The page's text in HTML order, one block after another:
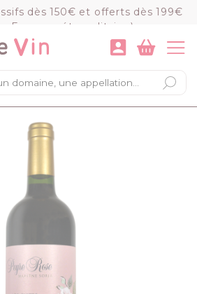
dès 150€ et offerts dès 199€
France métropolitaine)
×
panier...
COMMANDER
cookies